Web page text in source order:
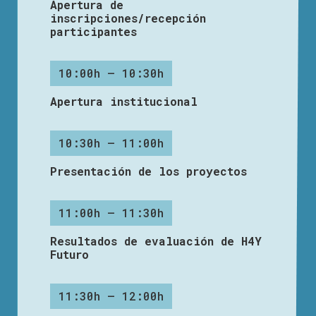
Apertura de
inscripciones/recepción
participantes
10:00h – 10:30h
Apertura institucional
10:30h – 11:00h
Presentación de los proyectos
11:00h – 11:30h
Resultados de evaluación de H4Y
Futuro
11:30h – 12:00h